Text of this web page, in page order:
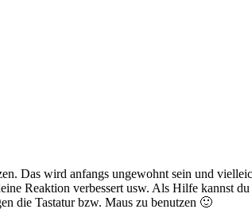
Das wird anfangs ungewohnt sein und
Reaktion verbessert usw. Als Hilfe kannst
die Tastatur bzw. Maus zu benutzen 🙂